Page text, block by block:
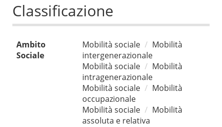
Classificazione
Ambito
Sociale
Mobilità sociale
Mobilità
intergenerazionale
Mobilità sociale
Mobilità
intragenerazionale
Mobilità sociale
Mobilità
occupazionale
Mobilità sociale
Mobilità
assoluta e relativa